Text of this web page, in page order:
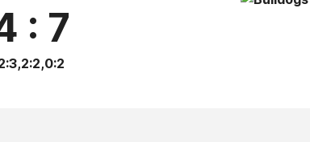
: 7